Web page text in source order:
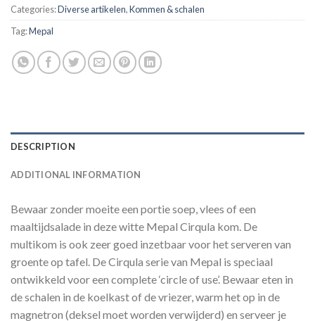
Categories:Diverse artikelen,Kommen & schalen
Tag:Mepal
DESCRIPTION
ADDITIONAL INFORMATION
Bewaar zonder moeite een portie soep, vlees of een
maaltijdsalade in deze witte Mepal Cirqula kom. De
multikom is ook zeer goed inzetbaar voor het serveren van
groente op tafel. De Cirqula serie van Mepal is speciaal
ontwikkeld voor een complete ‘circle of use’. Bewaar eten in
de schalen in de koelkast of de vriezer, warm het op in de
magnetron (deksel moet worden verwijderd) en serveer je